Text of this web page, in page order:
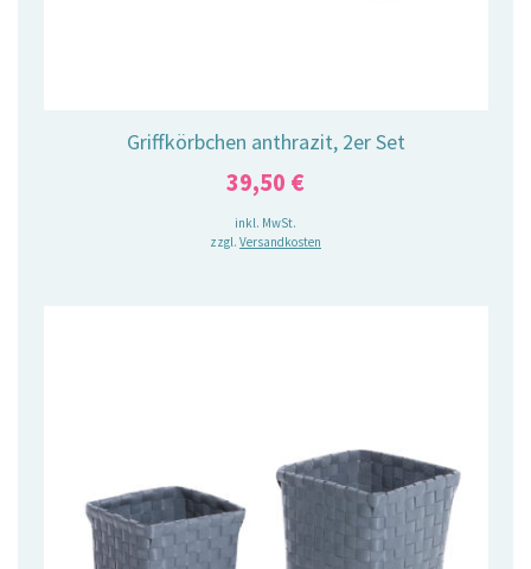
Griffkörbchen anthrazit, 2er Set
39,50 €
inkl. MwSt.
zzgl. Versandkosten